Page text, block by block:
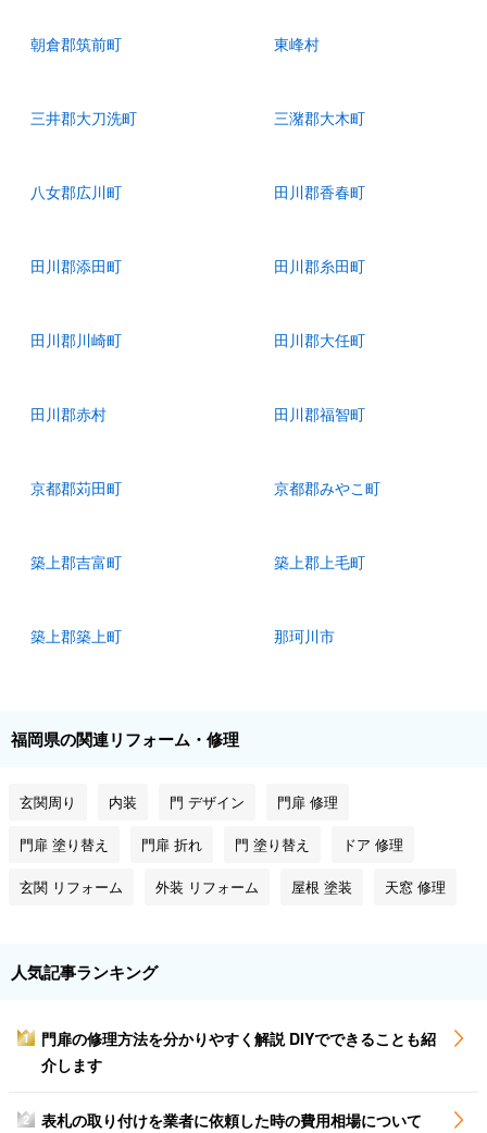
朝倉郡筑前町 東峰村
三井郡大刀洗町 三潴郡大木町
八女郡広川町 田川郡香春町
田川郡添田町 田川郡糸田町
田川郡川崎町 田川郡大任町
田川郡赤村 田川郡福智町
京都郡苅田町 京都郡みやこ町
築上郡吉富町 築上郡上毛町
築上郡築上町 那珂川市
福岡県の関連リフォーム・修理
玄関周り 内装 門 デザイン 門扉 修理
門扉 塗り替え 門扉 折れ 門 塗り替え ドア 修理
玄関 リフォーム 外装 リフォーム 屋根 塗装 天窓 修理
人気記事ランキング
1
門扉の修理方法を分かりやすく解説 DIYでできることも紹
介します
2 表札の取り付けを業者に依頼した時の費用相場について